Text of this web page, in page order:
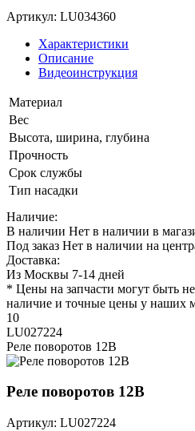
Артикул: LU034360
Характеристики
Описание
Видеоинструкция
Материал
Вес
Высота, ширина, глубина
Прочность
Срок службы
Тип насадки
Наличие:
В наличии Нет в наличии в
Под заказ Нет в наличии на
Доставка:
Из Москвы 7-14 дней
* Цены на запчасти могут быть
наличие и точные цены у наших
10
LU027224
Реле поворотов 12В
Реле поворотов 12В
Артикул: LU027224